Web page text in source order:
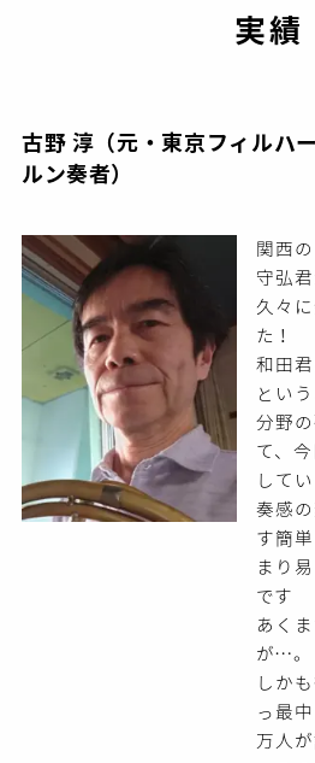
実績
古野 淳（元・東京フィルハ
ルン奏者）
関西
守弘
久々
た！
和田
とい
分野
て、
して
奏感
す簡
まり
です
あく
が…。
しか
っ最
万人